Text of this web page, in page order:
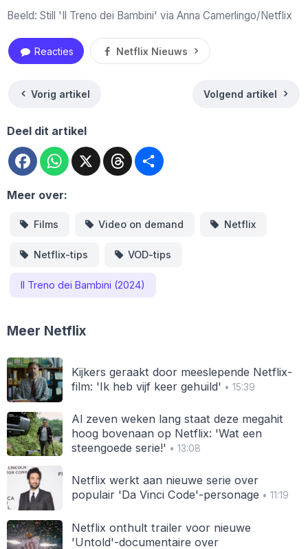
Beeld: Still 'Il Treno dei Bambini' via Anna Camerlingo/Netflix
Reacties Netflix Nieuws
Vorig artikel Volgend artikel
Deel dit artikel
FacebookWhatsApp
X Threads
Meer over:
Films Video on demand Netflix
Netflix-tips VOD-tips
Il Treno dei Bambini (2024)
Meer Netflix
Kijkers geraakt door meeslepende Netflix-
film: 'Ik heb vijf keer gehuild' • 15:39
Al zeven weken lang staat deze megahit
hoog bovenaan op Netflix: 'Wat een
steengoede serie!' • 13:08
Netflix werkt aan nieuwe serie over
populair 'Da Vinci Code'-personage • 11:19
Netflix onthult trailer voor nieuwe
'Untold'-documentaire over